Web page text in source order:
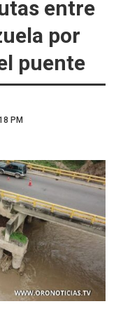
entre
por
puente
PM